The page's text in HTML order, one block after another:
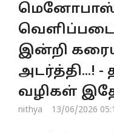
v
i
a
t
o
n
மெனோபாஸ்
இன்றி
அடர்த்தி...! -
வழிகள்
nithya 13/06/2026